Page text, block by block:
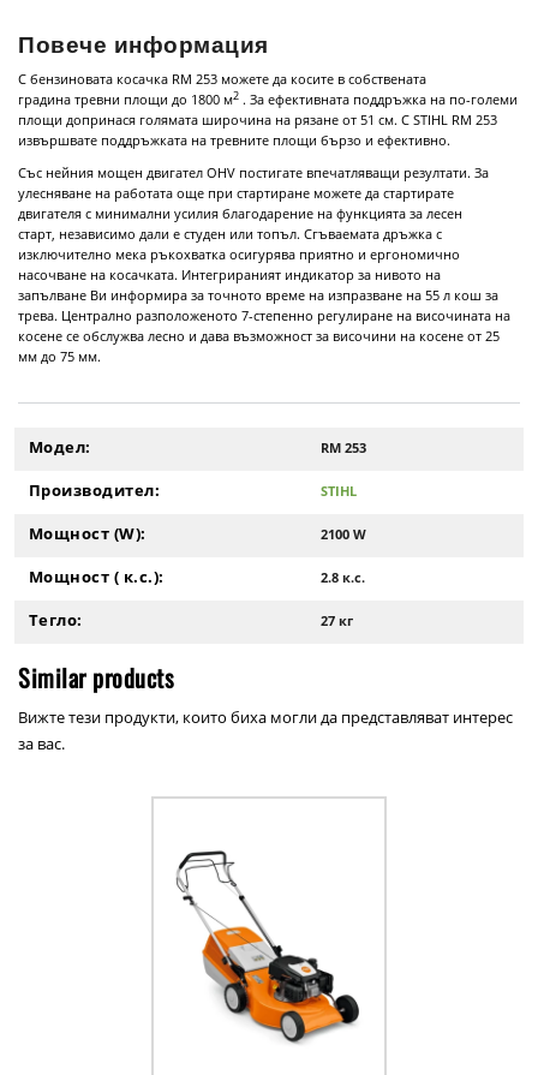
Повече информация
С бензиновата косачка RM 253 можете да косите в собствената
градина тревни площи до 1800 м2 . За ефективната поддръжка на по-големи
площи допринася голямата широчина на рязане от 51 см. С STIHL RM 253
извършвате поддръжката на тревните площи бързо и ефективно.
Със нейния мощен двигател OHV постигате впечатляващи резултати. За
улесняване на работата още при стартиране можете да стартирате
двигателя с минимални усилия благодарение на функцията за лесен
старт, независимо дали е студен или топъл. Сгъваемата дръжка с
изключително мека ръкохватка осигурява приятно и ергономично
насочване на косачката. Интегрираният индикатор за нивото на
запълване Ви информира за точното време на изпразване на 55 л кош за
трева. Централно разположеното 7-степенно регулиране на височината на
косене се обслужва лесно и дава възможност за височини на косене от 25
мм до 75 мм.
Модел: RM 253
Производител: STIHL
Мощност (W): 2100 W
Мощност ( к.с.): 2.8 к.с.
Тегло: 27 кг
Similar products
Вижте тези продукти, които биха могли да представляват интерес
за вас.